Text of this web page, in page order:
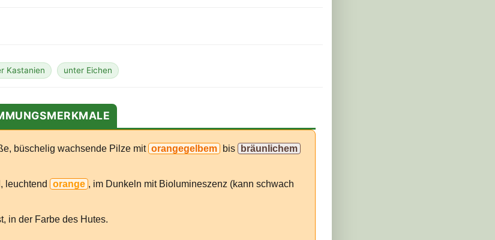
Kastanien unter Eichen
büschelig wachsende Pilze mit orangegelbem bis
bräunlichem
leuchtend orange , im Dunkeln mit Biolumineszenz (kann schwach
in der Farbe des Hutes.